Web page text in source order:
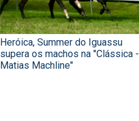
Heróica, Summer do Iguassu
supera os machos na "Clássica -
Matias Machline"